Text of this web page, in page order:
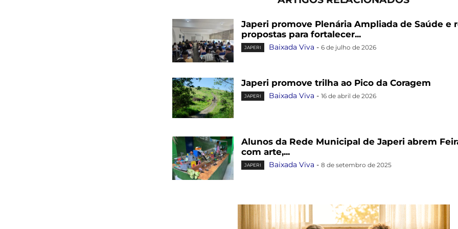
Japeri promove Plenária Ampliada de Saúde e
propostas para fortalecer...
JAPERI Baixada Viva - 6 de julho de 2026
Japeri promove trilha ao Pico da Coragem
JAPERI Baixada Viva - 16 de abril de 2026
Alunos da Rede Municipal de Japeri abrem
com arte,...
JAPERI Baixada Viva - 8 de setembro de 2025